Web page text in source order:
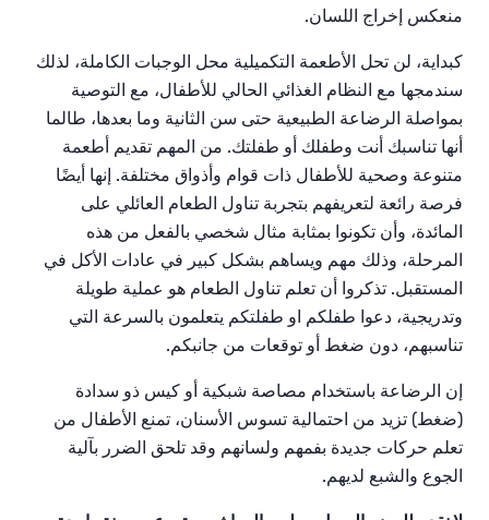
منعكس إخراج اللسان.
كبداية، لن تحل الأطعمة التكميلية محل الوجبات الكاملة، لذلك
سندمجها مع النظام الغذائي الحالي للأطفال، مع التوصية
بمواصلة الرضاعة الطبيعية حتى سن الثانية وما بعدها، طالما
أنها تناسبك أنت وطفلك أو طفلتك. من المهم تقديم أطعمة
متنوعة وصحية للأطفال ذات قوام وأذواق مختلفة. إنها أيضًا
فرصة رائعة لتعريفهم بتجربة تناول الطعام العائلي على
المائدة، وأن تكونوا بمثابة مثال شخصي بالفعل من هذه
المرحلة، وذلك مهم ويساهم بشكل كبير في عادات الأكل في
المستقبل. تذكروا أن تعلم تناول الطعام هو عملية طويلة
وتدريجية، دعوا طفلكم او طفلتكم يتعلمون بالسرعة التي
تناسبهم، دون ضغط أو توقعات من جانبكم.
إن الرضاعة باستخدام مصاصة شبكية أو كيس ذو سدادة
(ضغط) تزيد من احتمالية تسوس الأسنان، تمنع الأطفال من
تعلم حركات جديدة بفمهم ولسانهم وقد تلحق الضرر بآلية
الجوع والشبع لديهم.